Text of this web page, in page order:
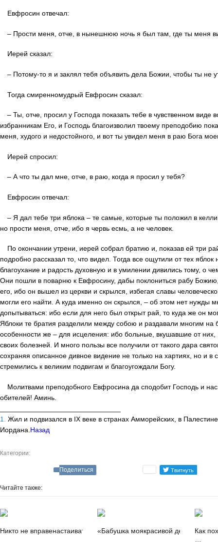
Евфросин отвечал:
– Прости меня, отче, в нынешнюю ночь я был там, где ты меня
Иерей сказал:
– Потому-то я и заклял тебя объявить дела Божии, чтобы ты не
Тогда смиренномудрый Евфросин сказал:
– Ты, отче, просил у Господа показать тебе в чувственном виде
избранникам Его, и Господь благоизволил твоему преподобию
меня, худого и недостойного, и вот ты увидел меня в раю Бога
Иерей спросил:
– А что ты дал мне, отче, в раю, когда я просил у тебя?
Евфросин отвечал:
– Я дал тебе три яблока – те самые, которые ты положил в
но прости меня, отче, ибо я червь есмь, а не человек.
По окончании утрени, иерей собрал братию и, показав ей три
подробно рассказал то, что видел. Тогда все ощутили от тех яблок
благоухание и радость духовную и в умилении дивились тому, о
Они пошли в поварню к Евфросину, дабы поклониться рабу
его, ибо он вышел из церкви и скрылся, избегая славы
могли его найти. А куда именно он скрылся, – об этом нет нужды
допытываться: ибо если для него был открыт рай, то куда же он
Яблоки те братия разделили между собою и раздавали многим на
особенности же – для исцеления: ибо больные, вкушавшие от них,
своих болезней. И много пользы все получили от такого дара
сохраняя описанное дивное видение не только на хартиях, но и в
стремились к великим подвигам и благоугождали Богу.
Молитвами преподобного Евфросина да сподобит Господь и нас
обителей! Аминь.
1.
Жил и подвизался в IX веке в странах Амморейских, в
Иордана. Назад
Категории:
Поделиться
Читайте также:
Никто не вправенастаивать на том,чтобы ваш ребенок…
«Бабушка моякрасивой
Как